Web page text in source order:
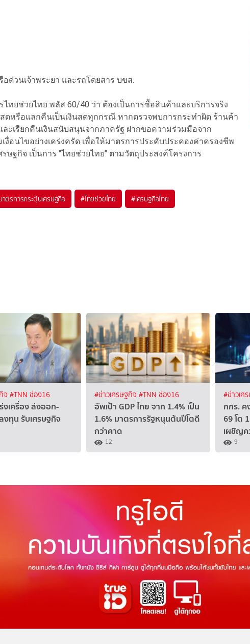
ด่วนเจ้าพระยา และรถโดยสาร บขส.
ทยช่วยไทย พลัส 60/40 ว่า ต้องเป็นการซื้อสินค้าและบริการจริง
หรือแลกคืนเป็นเงินสดทุกกรณี หากตรวจพบการกระทำผิด ร้านค้า
ละเรียกคืนเงินสนับสนุนจากภาครัฐ ฝากขอความร่วมมือจาก
อนไขอย่างเคร่งครัด เพื่อให้มาตรการประคับประคองค่าครองชีพ
ษฐกิจ เป็นการ "ไทยช่วยไทย" ตามวัตถุประสงค์โครงการ
าตรการกระตุ้นเศรษฐกิจ #ไทยช่วยไทย #เศรษฐกิจไทย
จ #TNN ช่อง16
งเครื่อง ส่งออก-
งทุน รับเศรษฐกิจ
#ข่าวเศรษฐกิจ #TNN ช่อง16
อัพเป้า GDP ไทย จาก 1.4% เป็น
1.6% มาตรการรัฐหนุนต้นปีโตดี
กว่าคาด
12
#ข่าวเศ
กกร. ค
69 โต
เผชิญค
9